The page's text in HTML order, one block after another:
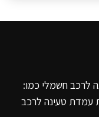
לרכב חשמלי כמו:
עמדת טעינה לרכב